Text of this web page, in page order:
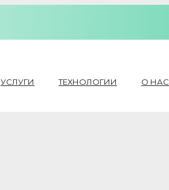
УСЛУГИ ТЕХНОЛОГИИ О НАС